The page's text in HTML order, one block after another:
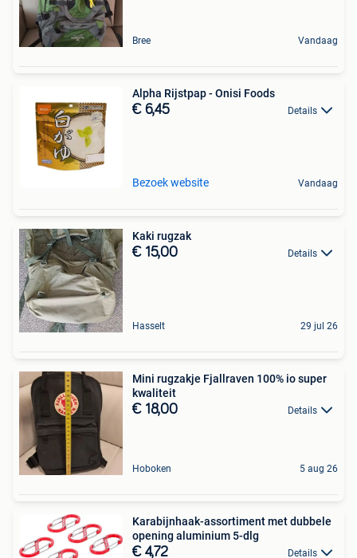
Bree Vandaag
Alpha Rijstpap - Onisi Foods
€ 6,45 Details
Bezoek website Vandaag
Kaki rugzak
€ 15,00 Details
Hasselt 29 jul 26
Mini rugzakje Fjallraven 100% io super
kwaliteit
€ 18,00 Details
Hoboken 5 aug 26
Karabijnhaak-assortiment met dubbele
opening aluminium 5-dlg
€ 4,72 Details